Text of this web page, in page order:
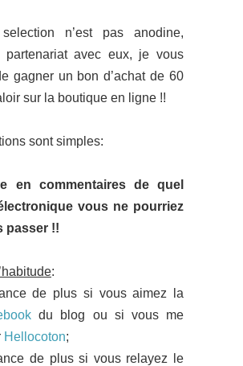
n’est pas anodine,
partenariat avec eux, je vous
gagner un bon d’achat de 60
sur la boutique en ligne !!
sont simples:
en commentaires de quel
vous ne pourriez
passer !!
:
de plus si vous aimez la
du blog ou si vous me
Hellocoton;
de plus si vous relayez le